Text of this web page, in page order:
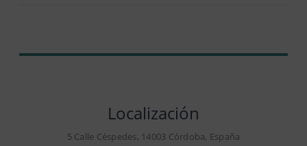
Localización
5 Calle Céspedes, 14003 Córdoba, España